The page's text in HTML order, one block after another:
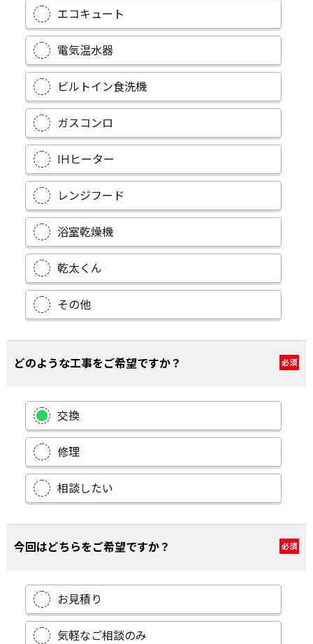
エコキュート
電気温水器
ビルトイン食洗機
ガスコンロ
IHヒーター
レンジフード
浴室乾燥機
乾太くん
その他
どのような工事をご希望ですか？ 必須
交換
修理
相談したい
今回はどちらをご希望ですか？ 必須
お見積り
気軽なご相談のみ